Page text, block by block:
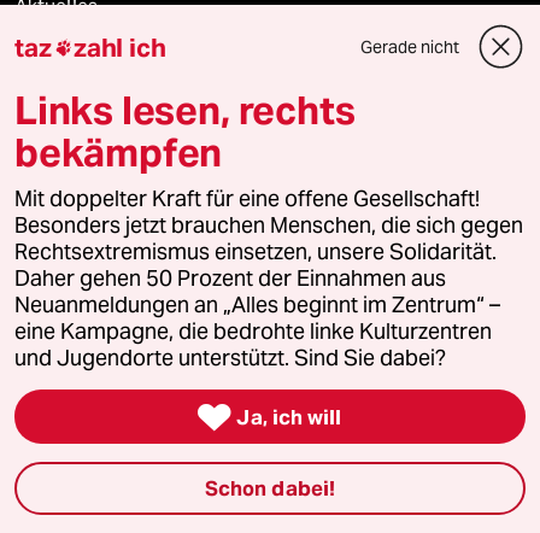
Aktuelles
Die Seitenwende
Stellen
Presse
Unterstützen
abo
genossenschaft
taz zahl ich Gerade nicht
Links lesen, rechts
bekämpfen
Mit doppelter Kraft für eine offene Gesellschaft!
Besonders jetzt brauchen Menschen, die sich gegen
Rechtsextremismus einsetzen, unsere Solidarität.
Daher gehen 50 Prozent der Einnahmen aus
Neuanmeldungen an „Alles beginnt im Zentrum“ –
eine Kampagne, die bedrohte linke Kulturzentren
und Jugendorte unterstützt. Sind Sie dabei?
 Ja, ich will
Schon dabei!